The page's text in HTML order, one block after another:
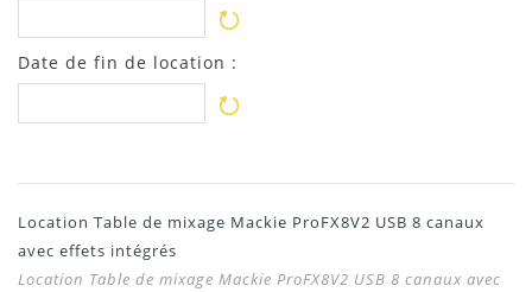
Date de fin de location :
Location Table de mixage Mackie ProFX8V2 USB 8 canaux
avec effets intégrés
Location Table de mixage Mackie ProFX8V2 USB 8 canaux avec